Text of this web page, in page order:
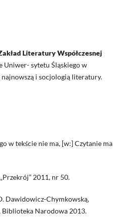
Literatury Współczesnej
sytetu Śląskiego w
i socjologią literatury.
w tekście nie ma, [w:] Czytanie ma
2011, nr 50.
Dawidowicz-Chymkowską,
Biblioteka Narodowa 2013.